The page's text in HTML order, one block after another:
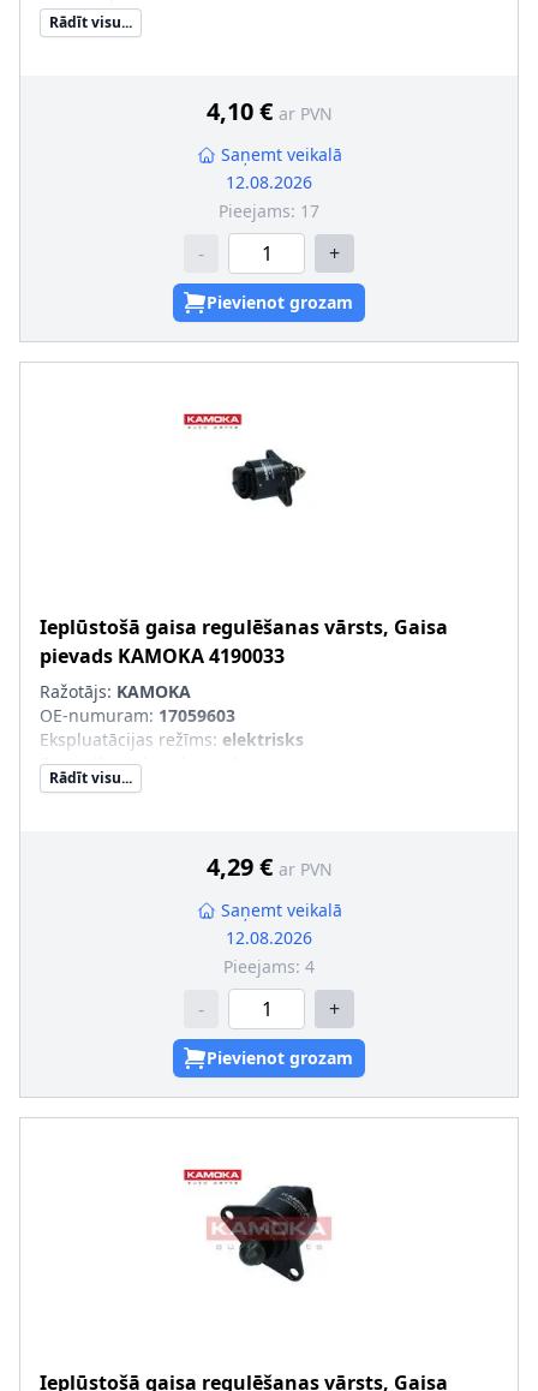
Rādīt visu...
4,10 € ar PVN
Saņemt veikalā
12.08.2026
Pieejams: 17
- +
Pievienot grozam
Ieplūstošā gaisa regulēšanas vārsts, Gaisa
pievads KAMOKA4190033
Ražotājs: KAMOKA
OE-numuram: 17059603
Ekspluatācijas režīms: elektrisks
Spraudkontaktu skaits
Rādīt visu...
4,29 € ar PVN
Saņemt veikalā
12.08.2026
Pieejams: 4
- +
Pievienot grozam
Ieplūstošā gaisa regulēšanas vārsts, Gaisa